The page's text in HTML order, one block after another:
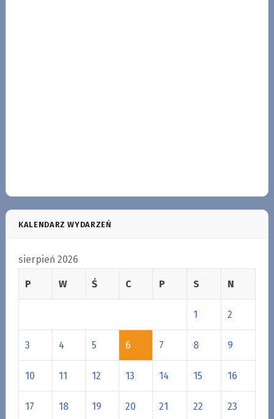
KALENDARZ WYDARZEŃ
sierpień 2026
P W Ś C P S N
1 2
3 4 5 6 7 8 9
10 11 12 13 14 15 16
17 18 19 20 21 22 23